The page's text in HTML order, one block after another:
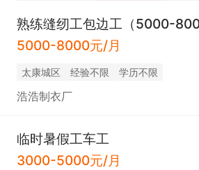
5000-8000元/月
太康城区 经验不限 学历不限
浩浩制衣厂
临时暑假工车工
3000-5000元/月